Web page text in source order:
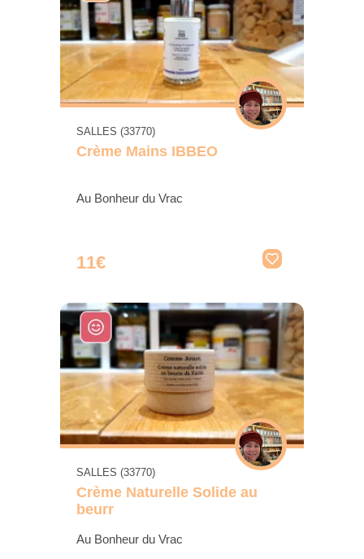
SALLES (33770)
Crème Mains IBBEO
Au Bonheur du Vrac
11€
SALLES (33770)
Crème Naturelle Solide au
beurr
Au Bonheur du Vrac